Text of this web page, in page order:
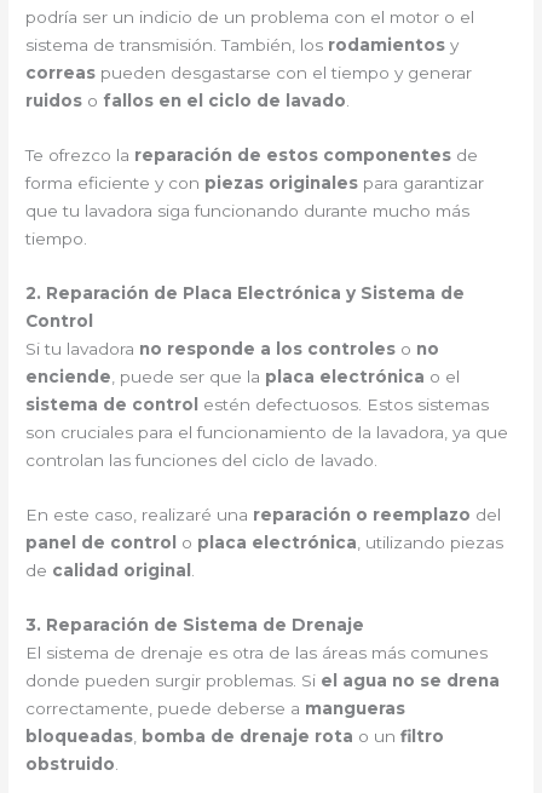
podría ser un indicio de un problema con el motor o el
sistema de transmisión. También, los rodamientos y
correas pueden desgastarse con el tiempo y generar
ruidos o fallos en el ciclo de lavado
Te ofrezco la reparación de estos componentes de
forma eficiente y con piezas originales para garantizar
que tu lavadora siga funcionando durante mucho más
tiempo.
2. Reparación de Placa Electrónica y Sistema de
Control
Si tu lavadora no responde a los controles o no
enciende , puede ser que la placa electrónica o el
sistema de control
estén defectuosos. Estos sistemas
son cruciales para el funcionamiento de la lavadora, ya que
controlan las funciones del ciclo de lavado.
En este caso, realizaré una reparación o reemplazo del
panel de control
o placa electrónica , utilizando piezas
de calidad original
3. Reparación de Sistema de Drenaje
El sistema de drenaje es otra de las áreas más comunes
donde pueden surgir problemas. Si el agua no se drena
correctamente, puede deberse a mangueras
bloqueadas bomba de drenaje rota o unfiltro
obstruido